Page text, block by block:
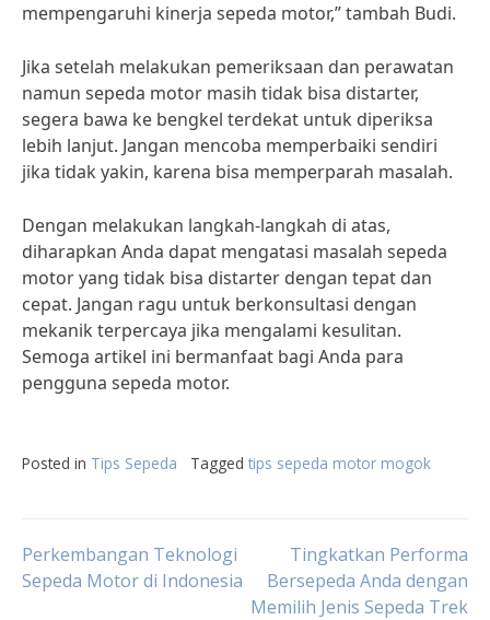
mempengaruhi kinerja sepeda motor,” tambah Budi.
Jika setelah melakukan pemeriksaan dan perawatan
namun sepeda motor masih tidak bisa distarter,
segera bawa ke bengkel terdekat untuk diperiksa
lebih lanjut. Jangan mencoba memperbaiki sendiri
jika tidak yakin, karena bisa memperparah masalah.
Dengan melakukan langkah-langkah di atas,
diharapkan Anda dapat mengatasi masalah sepeda
motor yang tidak bisa distarter dengan tepat dan
cepat. Jangan ragu untuk berkonsultasi dengan
mekanik terpercaya jika mengalami kesulitan.
Semoga artikel ini bermanfaat bagi Anda para
pengguna sepeda motor.
Posted in Tips Sepeda Tagged tips sepeda motor mogok
Post
Perkembangan Teknologi
Sepeda Motor di Indonesia
Tingkatkan Performa
Bersepeda Anda dengan
Memilih Jenis Sepeda Trek